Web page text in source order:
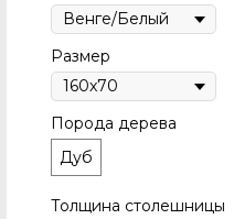
Размер
Порода дерева
Дуб
Толщина столешницы